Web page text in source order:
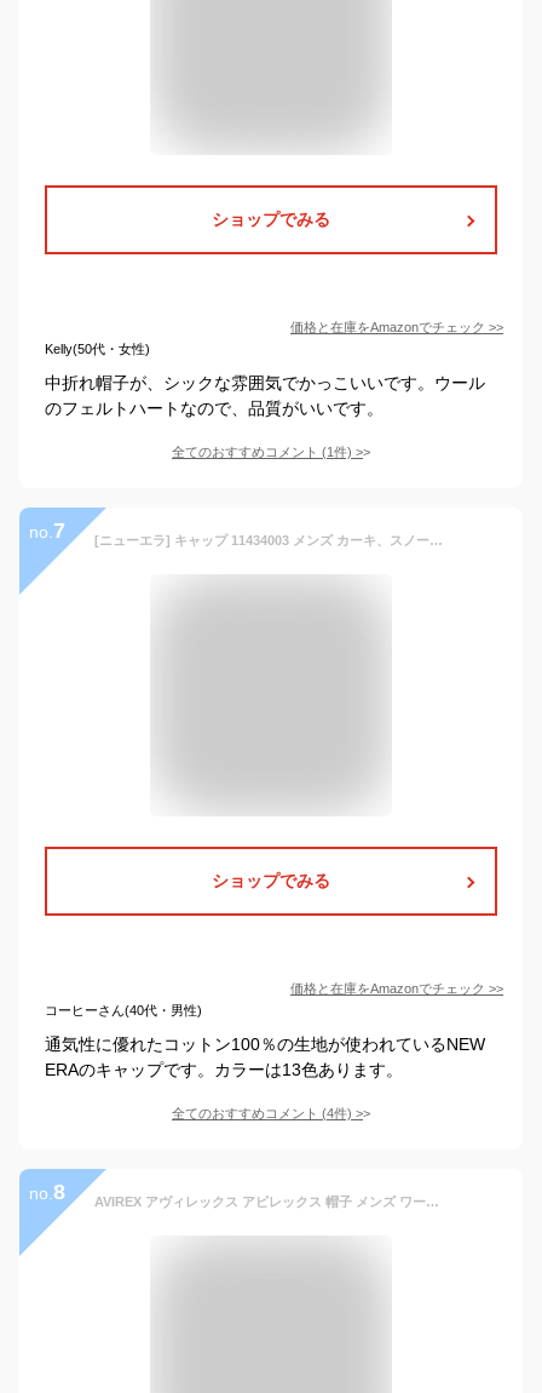
ショップでみる
価格と在庫をAmazonでチェック >>
Kelly(50代・女性)
中折れ帽子が、シックな雰囲気でかっこいいです。ウール
のフェルトハートなので、品質がいいです。
全てのおすすめコメント (1件) >
no. 7 [ニューエラ] キャップ 11434003 メンズ カーキ、スノーホワイト 日本 フリーサイズ-(FREE サイズ)
ショップでみる
価格と在庫をAmazonでチェック >>
コーヒーさん(40代・男性)
通気性に優れたコットン100％の生地が使われているNEW
ERAのキャップです。カラーは13色あります。
全てのおすすめコメント (4件) >
no. 8 AVIREX アヴィレックス アビレックス 帽子 メンズ ワークキャップ キャップ メンズキャップ キャンプ 日よけ 深め 大きいサイズ コットン 綿100 ミリタリー キャップ 刺繍 Dカン 調節ベルト 男女兼用 大人 全12色 黒 春 夏 秋 冬 最強配送 RSL